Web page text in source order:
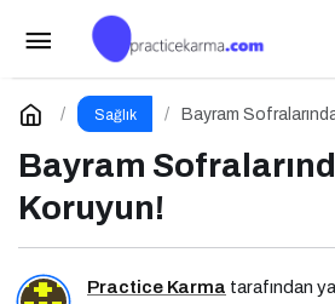
Sağlık Bayram
Bayram
Koruyun!
Practice Karma tarafından
Gebelikte Diyabet: Riskler,
Yorum Yap